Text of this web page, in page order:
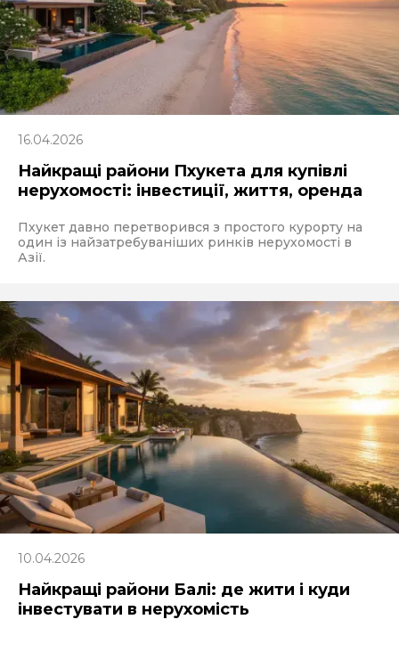
16.04.2026
Найкращі райони Пхукета для купівлі
нерухомості: інвестиції, життя, оренда
Пхукет давно перетворився з простого курорту на
один із найзатребуваніших ринків нерухомості в
Азії.
10.04.2026
Найкращі райони Балі: де жити і куди
інвестувати в нерухомість